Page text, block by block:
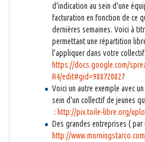
d'indication au sein d'une
facturation en fonction de ce
dernières semaines. Voici à
permettant une répartition
l’appliquer dans votre
https://docs.google.com/
R4/edit#gid=988720827
Voici un autre exemple avec
sein d'un collectif de jeunes
: http://pix.toile-libre.org/
Des grandes entreprises ( par
http://